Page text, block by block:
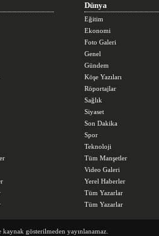
Dünya
Eğitim
Ekonomi
Foto Galeri
Genel
Gündem
Köşe Yazıları
Röportajlar
Sağlık
Siyaset
Son Dakika
Spor
Teknoloji
Tüm Manşetler
Video Galeri
Yerel Haberler
Tüm Yazarlar
Tüm Yazarlar
gösterilmeden yayınlanamaz.